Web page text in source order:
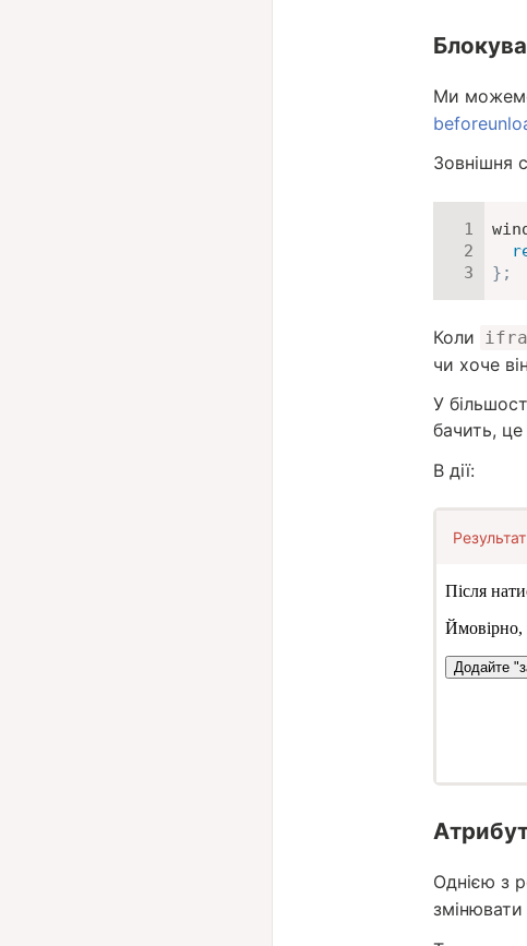
Ми
Зовнішня
} ;
Коли
чи хоче
У
бачить,
В дії:
Результат
Однією з
змінювати